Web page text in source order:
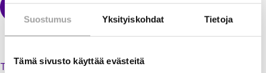
Suostumus Yksityiskohdat Tietoja
Tämä sivusto käyttää evästeitä
Tilaa uusi salasana unohtuneen tilalle